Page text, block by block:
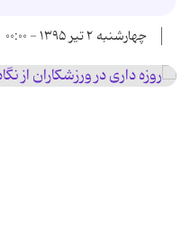
چهارشنبه ۲ تیر ۱۳۹۵ - ۰۰:۰۰